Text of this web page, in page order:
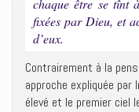
chaque être se tînt
fixées par Dieu, et
d’eux.
Contrairement à la
approche expliquée
élevé et le premier ciel